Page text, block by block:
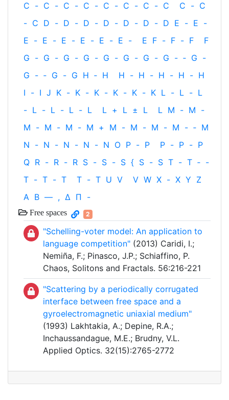
C - C - C - C - C - C - C - C C - C
- C D - D - D - D - D - D - D E - E -
E - E - E - E - E - E - E F - F - F
F
G - G - G - G - G - G - G - G - ‐ G -
G - ‐ G - G H ‐ H H - H - H - H - H
I - I J K - K - K - K - K - K L - L - L
- L - L - L - L L + L ± L L M - M -
M - M - M - M + M - M - M - M - ‐ M
N - N - N - N - N O P - P P - P - P
Q R - R - R S - S - S { S - S T - T ‐ -
T - T - T T - T U V V W X - X Y Z
Α Β — , Δ Π -
Free spaces 2
"Schelling-voter model: An application to
language competition" (2013) Caridi, I.;
Nemiña, F.; Pinasco, J.P.; Schiaffino, P.
Chaos, Solitons and Fractals. 56:216-221
"Scattering by a periodically corrugated
interface between free space and a
gyroelectromagnetic uniaxial medium"
(1993) Lakhtakia, A.; Depine, R.A.;
Inchaussandague, M.E.; Brudny, V.L.
Applied Optics. 32(15):2765-2772